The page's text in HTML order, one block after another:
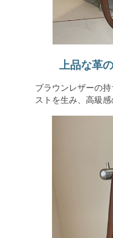
上品な革
ブラウンレザーの
ストを生み、高級